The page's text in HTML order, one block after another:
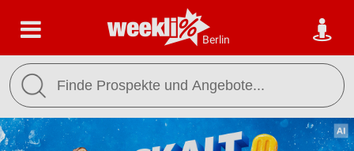
Berlin